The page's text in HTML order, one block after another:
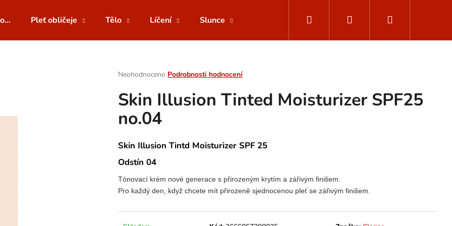
Pleť obličeje Tělo Líčení Slunce Parfemované vody Muži - ClarinsMen
Hledat PřihlášeníNákupní
Průměrné
produktu
je
z
hvězdiček.
Neohodnoceno Podrobnosti hodnocení
Skin Illusion Tinted Moisturizer SPF25
no.04
Skin Illusion Tintd Moisturizer SPF 25
Odstín 04
Tónovací krém nové generace s přirozeným krytím a zářivým finišem.
Pro každý den, když chcete mít přirozeně sjednocenou pleť se zářivým finišem.
HLEDAT